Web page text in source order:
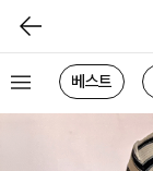
베스트